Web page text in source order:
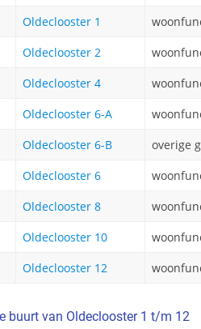
Oldeclooster 1
Oldeclooster 2
Oldeclooster 4
Oldeclooster 6-A
Oldeclooster 6-B
overige
Oldeclooster 6
Oldeclooster 8
Oldeclooster 10
Oldeclooster 12
buurt van Oldeclooster 1 t/m 12